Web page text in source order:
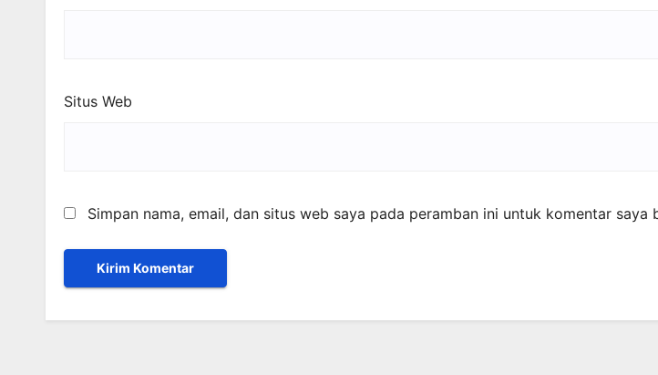
Situs Web
Simpan nama, email, dan situs web saya pada peramban ini untuk komentar saya